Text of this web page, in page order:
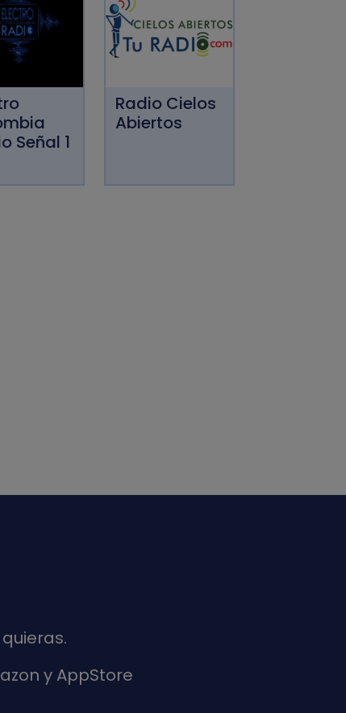
Señal 1
Radio Cielos
Abiertos
y AppStore